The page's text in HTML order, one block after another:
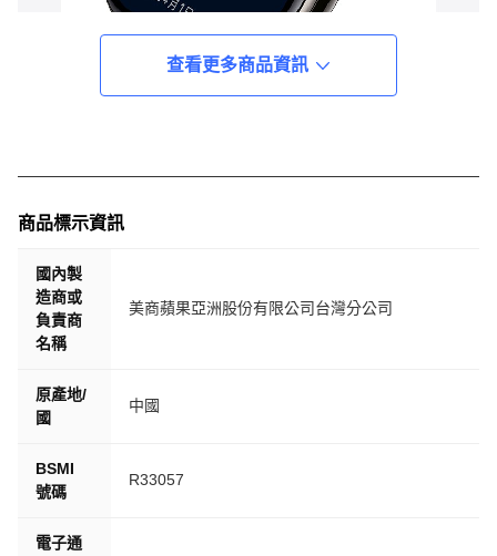
查看更多商品資訊
商品標示資訊
國內製
造商或
負責商
名稱
美商蘋果亞洲股份有限公司台灣分公司
原產地/
國
中國
BSMI
號碼
R33057
電子通